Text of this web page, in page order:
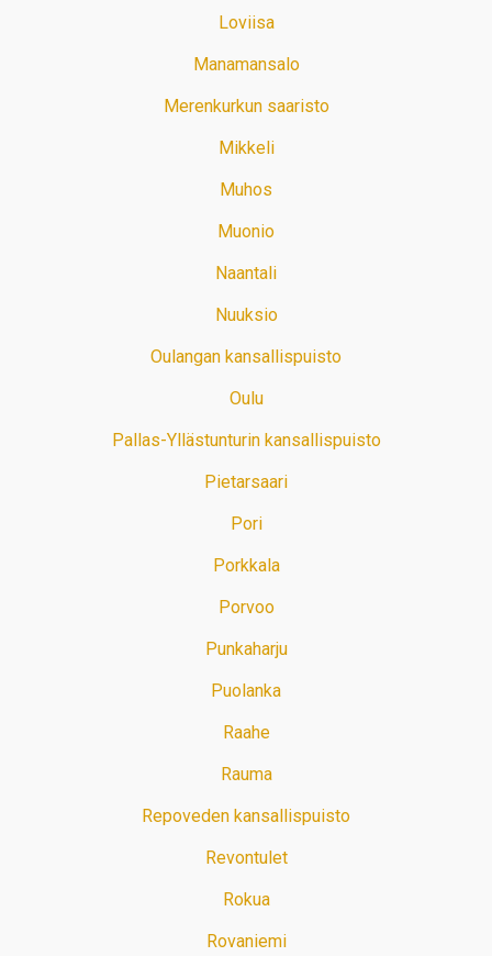
Loviisa
Manamansalo
Merenkurkun saaristo
Mikkeli
Muhos
Muonio
Naantali
Nuuksio
Oulangan kansallispuisto
Oulu
Pallas-Yllästunturin kansallispuisto
Pietarsaari
Pori
Porkkala
Porvoo
Punkaharju
Puolanka
Raahe
Rauma
Repoveden kansallispuisto
Revontulet
Rokua
Rovaniemi